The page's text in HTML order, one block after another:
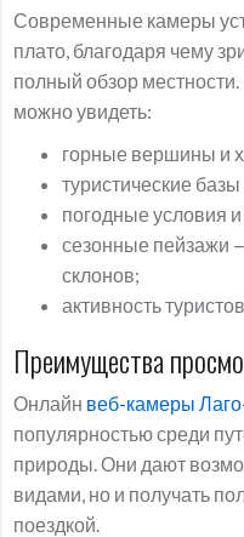
Современные камеры
плато, благодаря чему
полный обзор
можно увидеть:
горные вершины и
туристические
погодные условия
сезонные пейзажи
склонов;
активность
Преимущества
Онлайн веб-камеры
популярностью среди
природы. Они дают
видами, но и получать
поездкой.